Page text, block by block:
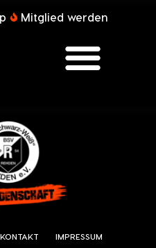
Mitglied werden
KONTAKT IMPRESSUM